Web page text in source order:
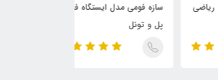
سازه فومی مدل ایستگاه فومی
پل و تونل